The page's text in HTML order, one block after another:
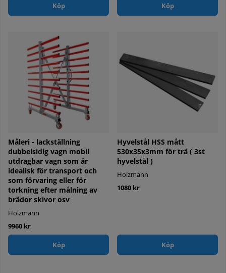
Köp Köp
Måleri - lackställning
dubbelsidig vagn mobil
utdragbar vagn som är
idealisk för transport och
som förvaring eller för
torkning efter målning av
brädor skivor osv
Holzmann
9960 kr
Köp
Hyvelstål HSS mått
530x35x3mm för trä ( 3st
hyvelstål )
Holzmann
1080 kr
Köp